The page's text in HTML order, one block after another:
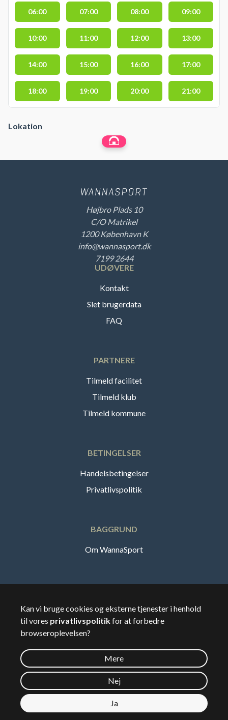
06:00 07:00 08:00 09:00
10:00 11:00 12:00 13:00
14:00 15:00 16:00 17:00
18:00 19:00 20:00 21:00
Lokation
Højbro Plads 10
C/O Matrikel
1200 København K
info@wannasport.dk
7199 2644
UDØVERE
Kontakt
Slet brugerdata
FAQ
PARTNERE
Tilmeld facilitet
Tilmeld klub
Tilmeld kommune
BETINGELSER
Handelsbetingelser
Privatlivspolitik
BAGGRUND
Om WannaSport
🇸🇪Sverige
©2026Wannasport.dk
Privatdata
Kan vi bruge cookies og eksterne tjenester i henhold
til vores privatlivspolitikfor at forbedre
browseroplevelsen?
Mere
Nej
Ja